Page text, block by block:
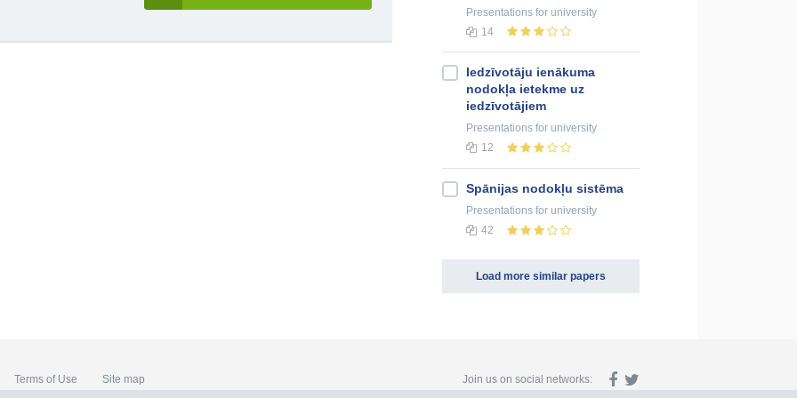
Presentations for university
14
Iedzīvotāju ienākuma
nodokļa ietekme uz
iedzīvotājiem
Presentations for university
12
Spānijas nodokļu sistēma
Presentations for university
42
Load more similar papers
Terms of Use Site map Join us on social networks: